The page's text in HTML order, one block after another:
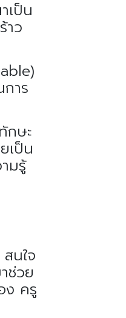
เป็น
าว
าร
กษะ
เป็น
มรู้
นใจ
ช่วย
ง ครู